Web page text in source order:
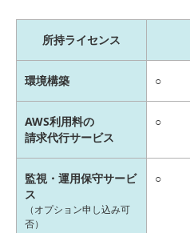
所持ライセンス
環境構築 ○
AWS利用料の
請求代行サービス
○
監視・運用保守サービ
ス
（オプション申し込み可
否）
○